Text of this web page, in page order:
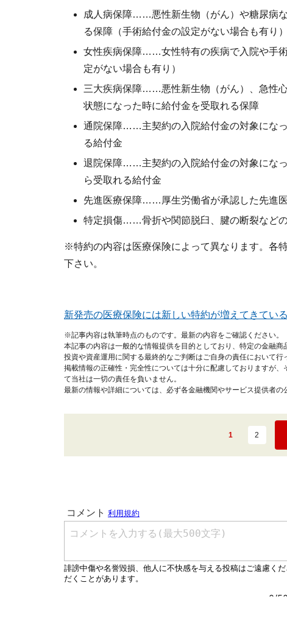
成人病保障……悪性新生物（がん）や糖尿病
る保障（手術給付金の設定がない場合も有り）
女性疾病保障……女性特有の疾病で入院や手
定がない場合も有り）
三大疾病保障……悪性新生物（がん）、急性
状態になった時に給付金を受取れる保障
通院保障……主契約の入院給付金の対象にな
る給付金
退院保障……主契約の入院給付金の対象にな
ら受取れる給付金
先進医療保障……厚生労働省が承認した先進
特定損傷……骨折や関節脱臼、腱の断裂など
※特約の内容は医療保険によって異なります。各
下さい。
新発売の医療保険には新しい特約が増えてきている
※記事内容は執筆時点のものです。最新の内容をご確認ください。
本記事の内容は一般的な情報提供を目的としており、特定の金融商
投資や資産運用に関する最終的なご判断はご自身の責任において行
掲載情報の正確性・完全性については十分に配慮しておりますが
て当社は一切の責任を負いません。
最新の情報や詳細については、必ず各金融機関やサービス提供者の
1 2